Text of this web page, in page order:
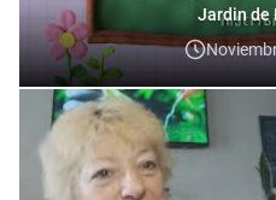
Jardin de